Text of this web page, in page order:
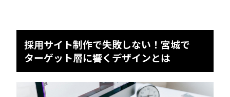
採用サイト制作で失敗しない！宮城で
ターゲット層に響くデザインとは